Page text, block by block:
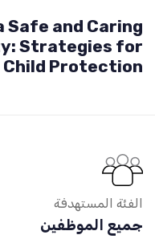
Safe and Caring
Strategies for
Protection
الفئة المستهدفة
جميع الموظفين